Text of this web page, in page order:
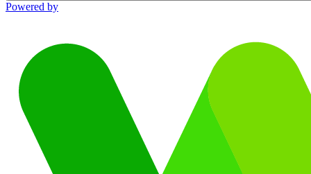
Powered by